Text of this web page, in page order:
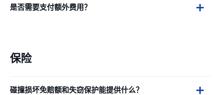
是否需要支付额外费用？
保险
碰撞损坏免赔额和失窃保护能提供什么？